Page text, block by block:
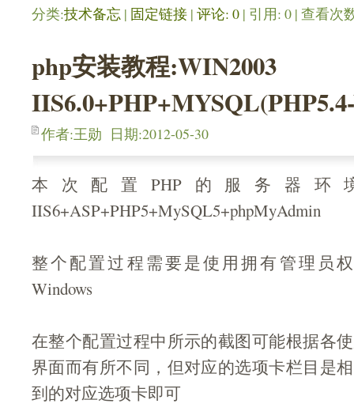
分类:技术备忘 | 固定链接 | 评论: 0 | 引用: 0 | 查看次
php安装教程:WIN2003
作者:王勋 日期:2012-05-30
本次配置PHP的服务器环境：
IIS6+ASP+PHP5+MySQL5+phpMyAdmin
整个配置过程需要是使用拥有管理员
Windows
在整个配置过程中所示的截图可能根据各
界面而有所不同，但对应的选项卡栏目是
到的对应选项卡即可